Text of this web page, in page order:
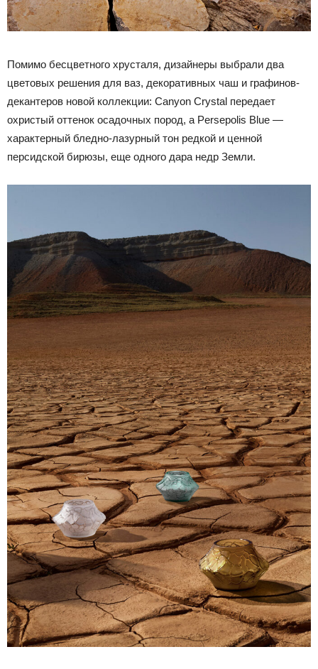
Помимо бесцветного хрусталя, дизайнеры выбрали два
цветовых решения для ваз, декоративных чаш и графинов-
декантеров новой коллекции: Canyon Crystal передает
охристый оттенок осадочных пород, а Persepolis Blue —
характерный бледно-лазурный тон редкой и ценной
персидской бирюзы, еще одного дара недр Земли.